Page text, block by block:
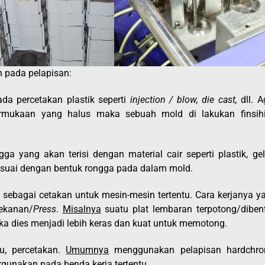
pada pelapisan:
percetakan plastik seperti injection / blow, die cast,dll.
yang halus maka sebuah mold di lakukan
yang akan terisi dengan material cair seperti plastik,
dengan bentuk rongga pada dalam mold.
cetakan untuk mesin-mesin tertentu. Cara kerjanya
Press. Misalnya suatu plat lembaran terpotong/
dies menjadi lebih keras dan kuat untuk memotong.
percetakan. Umumnya menggunakan pelapisan